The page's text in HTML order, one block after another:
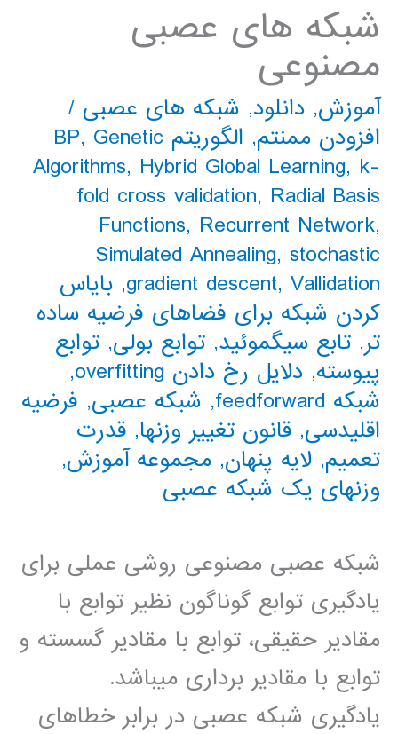
شبکه های عصبی
مصنوعی
آموزش, دانلود, شبکه های عصبی /
افزودن ممنتم, الگوریتم BP , Genetic
Algorithms, Hybrid Global Learning, k-
fold cross validation, Radial Basis
Functions, Recurrent Network,
Simulated Annealing, stochastic
gradient descent, Vallidation
, بایاس
کردن شبکه برای فضاهای فرضیه ساده
تر, تابع سیگموئید, توابع بولی, توابع
پیوسته, دلایل رخ دادن overfitting
,
شبکه feedforward
, شبکه عصبی, فرضیه
اقلیدسی, قانون تغییر وزنها, قدرت
تعمیم, لایه پنهان, مجموعه آموزش,
وزنهای یک شبکه عصبی
شبکه عصبی مصنوعی روشی عملی برای
یادگیری توابع گوناگون نظیر توابع با
مقادیر حقیقی، توابع با مقادیر گسسته و
توابع با مقادیر برداری میباشد.
یادگیری شبکه عصبی در برابر خطاهای